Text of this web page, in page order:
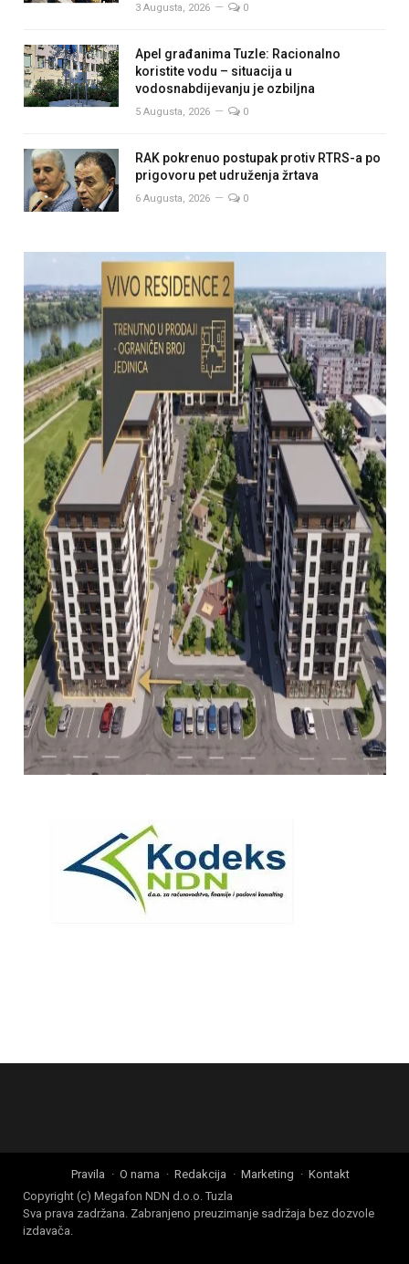
3 Augusta, 2026 0
Apel građanima Tuzle: Racionalno
koristite vodu – situacija u
vodosnabdijevanju je ozbiljna
5 Augusta, 2026 0
RAK pokrenuo postupak protiv RTRS-a po
prigovoru pet udruženja žrtava
6 Augusta, 2026 0
Pravila O nama Redakcija Marketing
Kontakt
Copyright (c) Megafon NDN d.o.o. Tuzla
Sva prava zadržana. Zabranjeno preuzimanje sadržaja bez dozvole
izdavača.